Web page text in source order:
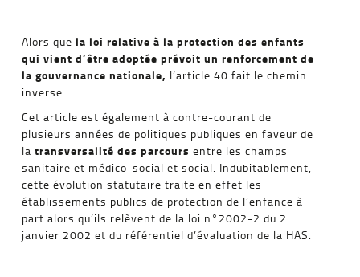
Alors que la loi relative à la protection des enfants
qui vient d’être adoptée prévoit un renforcement de
la gouvernance nationale, l’article 40 fait le chemin
inverse.
Cet article est également à contre-courant de
plusieurs années de politiques publiques en faveur de
latransversalité des parcours entre les champs
sanitaire et médico-social et social. Indubitablement,
cette évolution statutaire traite en effet les
établissements publics de protection de l’enfance à
part alors qu’ils relèvent de la loi n°2002-2 du 2
janvier 2002 et du référentiel d’évaluation de la HAS.